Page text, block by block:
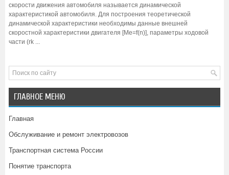
скорости движения автомобиля называется динамической
характеристикой автомобиля. Для построения теоретической
динамической характеристики необходимы данные внешней
скоростной характеристики двигателя [Me=f(n)], параметры ходовой
части (rk ...
ГЛАВНОЕ МЕНЮ
Главная
Обслуживание и ремонт электровозов
Транспортная система России
Понятие транспорта